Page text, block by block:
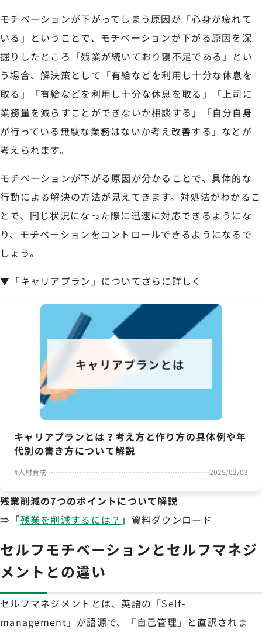
モチベーションが下がってしまう原因が「心身が疲れて
いる」ということで、モチベーションが下がる原因を深
掘りしたところ「残業が続いており寝不足である」とい
う場合、解決策として「有給などを利用し十分な休息を
取る」「有給などを利用し十分な休息を取る」「上司に
業務量を減らすことができないか相談する」「自分自身
が行っている無駄な業務はないか考え改善する」などが
考えられます。
モチベーションが下がる原因が分かることで、具体的な
行動による解決の方法が見えてきます。対処法がわかるこ
とで、同じ状況になった際に迅速に対応できるようにな
り、モチベーションをコントロールできるようになるで
しょう。
▼「キャリアプラン」についてさらに詳しく
キャリアプランとは？考え方と作り方の具体例や年
代別の書き方について解説
#人材育成 2025/02/03
残業削減の7つのポイントについて解説
⇒「残業を削減するには？ 」資料ダウンロード
セルフモチベーションとセルフマネジ
メントとの違い
セルフマネジメントとは、英語の「Self-
management」が語源で、「自己管理」と直訳されま